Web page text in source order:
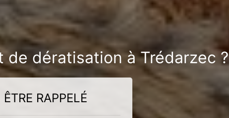
de dératisation à Trédarzec ?
ÊTRE RAPPELÉ